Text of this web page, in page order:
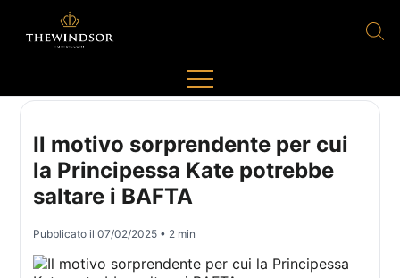
Il motivo sorprendente per cui
la Principessa Kate potrebbe
saltare i BAFTA
Pubblicato il07/02/2025 • 2 min